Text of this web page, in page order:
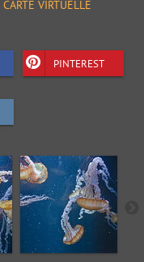
VIRTUELLE
PINTEREST